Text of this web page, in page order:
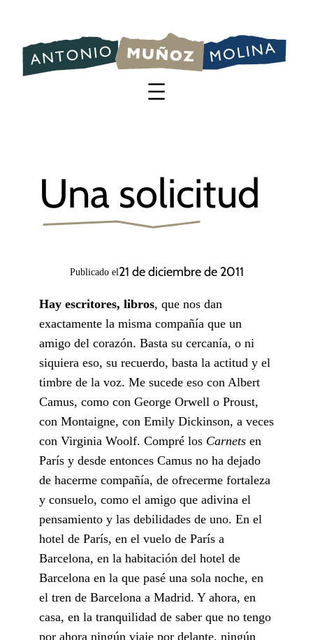
contenido
Una solicitud
Publicado el21 de diciembre de 2011
Hay escritores, libros, que nos dan
exactamente la misma compañía que un
amigo del corazón. Basta su cercanía, o ni
siquiera eso, su recuerdo, basta la actitud y el
timbre de la voz. Me sucede eso con Albert
Camus, como con George Orwell o Proust,
con Montaigne, con Emily Dickinson, a veces
con Virginia Woolf. Compré los Carnets en
París y desde entonces Camus no ha dejado
de hacerme compañía, de ofrecerme fortaleza
y consuelo, como el amigo que adivina el
pensamiento y las debilidades de uno. En el
hotel de París, en el vuelo de París a
Barcelona, en la habitación del hotel de
Barcelona en la que pasé una sola noche, en
el tren de Barcelona a Madrid. Y ahora, en
casa, en la tranquilidad de saber que no tengo
por ahora ningún viaje por delante, ningún